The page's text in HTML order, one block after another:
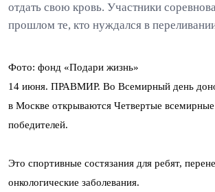
отдать свою кровь. Участники
прошлом те, кто нуждался в
Фото: фонд «Подари жизнь»
14 июня. ПРАВМИР. Во Всемирный день
в Москве открываются Четвертые
победителей.
Это спортивные состязания для ребят,
онкологические заболевания.